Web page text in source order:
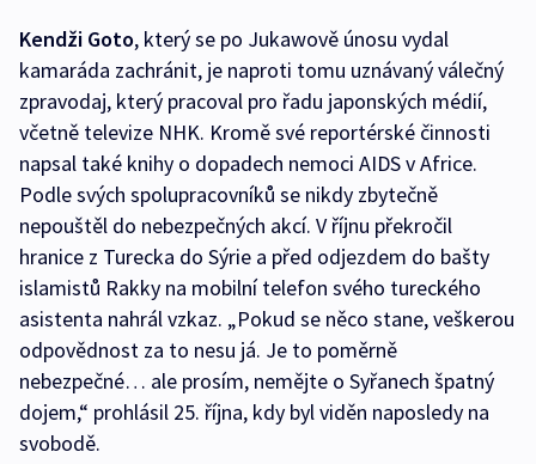
Kendži Goto, který se po Jukawově únosu vydal
kamaráda zachránit, je naproti tomu uznávaný válečný
zpravodaj, který pracoval pro řadu japonských médií,
včetně televize NHK. Kromě své reportérské činnosti
napsal také knihy o dopadech nemoci AIDS v Africe.
Podle svých spolupracovníků se nikdy zbytečně
nepouštěl do nebezpečných akcí. V říjnu překročil
hranice z Turecka do Sýrie a před odjezdem do bašty
islamistů Rakky na mobilní telefon svého tureckého
asistenta nahrál vzkaz. „Pokud se něco stane, veškerou
odpovědnost za to nesu já. Je to poměrně
nebezpečné… ale prosím, nemějte o Syřanech špatný
dojem,“ prohlásil 25. října, kdy byl viděn naposledy na
svobodě.